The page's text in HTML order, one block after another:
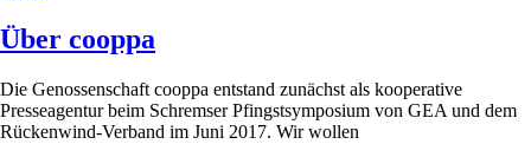
Über cooppa
Die Genossenschaft cooppa entstand zunächst als kooperative
Presseagentur beim Schremser Pfingstsymposium von GEA und dem
Rückenwind-Verband im Juni 2017. Wir wollen